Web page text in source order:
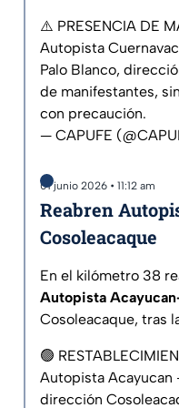
⚠️ PRESENCIA DE
Autopista
Palo Blanco,
de manifestantes,
con precaución.
— CAPUFE
01 junio 2026 • 11:12 am
Reabren
Cosoleacaque
En el kilómetro 38
Autopista
Cosoleacaque, tras
🟢
Autopista Acayucan
dirección